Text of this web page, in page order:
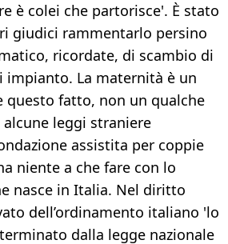
è colei che partorisce'. È stato
giudici rammentarlo persino
ricordate, di scambio di
impianto. La maternità è un
fatto, non un qualche
leggi straniere
assistita per coppie
niente a che fare con lo
nasce in Italia. Nel diritto
dell’ordinamento italiano 'lo
dalla legge nazionale